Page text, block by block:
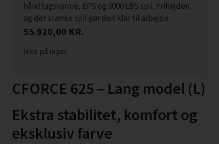
håndtagsvarme, EPS og 3000 LBS spil. Frihøjden
og det stærke spil gør den klar til arbejde.
55.920,00 KR.
Ikke på lager
CFORCE 625 – Lang model (L)
Ekstra stabilitet, komfort og
eksklusiv farve